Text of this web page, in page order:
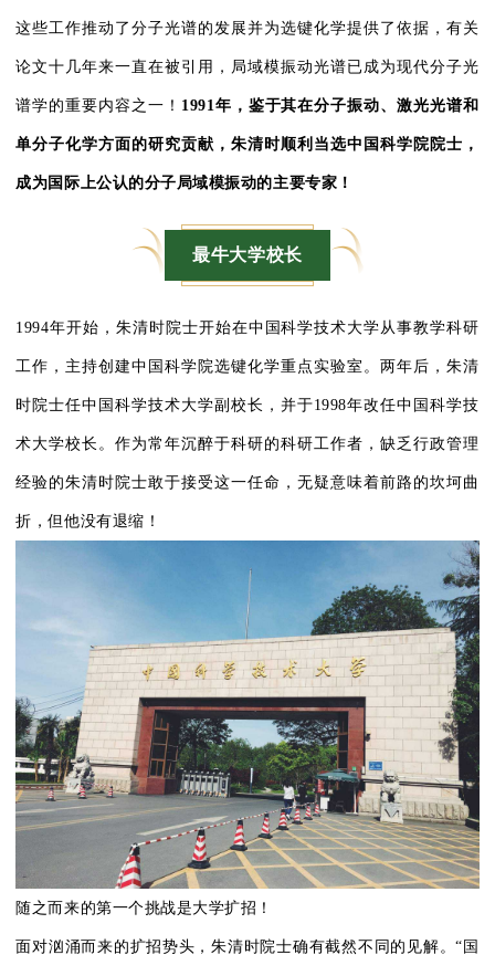
这些工作推动了分子光谱的发展并为选键化学提供了依据，有关
论文十几年来一直在被引用，局域模振动光谱已成为现代分子光
谱学的重要内容之一！ 1991年，鉴于其在分子振动、激光光谱和
单分子化学方面的研究贡献，朱清时顺利当选中国科学院院士，
成为国际上公认的分子局域模振动的主要专家！
最牛大学校长
1994年开始，朱清时院士开始在中国科学技术大学从事教学科研
工作，主持创建中国科学院选键化学重点实验室。两年后，朱清
时院士任中国科学技术大学副校长，并于1998年改任中国科学技
术大学校长。作为常年沉醉于科研的科研工作者，缺乏行政管理
经验的朱清时院士敢于接受这一任命，无疑意味着前路的坎坷曲
折，但他没有退缩！
随之而来的第一个挑战是大学扩招！
面对汹涌而来的扩招势头，朱清时院士确有截然不同的见解。“国